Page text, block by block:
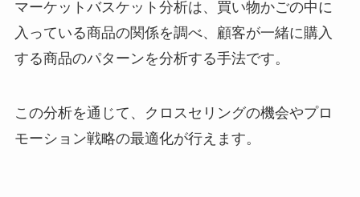
マーケットバスケット分析は、買い物かごの中に
入っている商品の関係を調べ、顧客が一緒に購入
する商品のパターンを分析する手法です。
この分析を通じて、クロスセリングの機会やプロ
モーション戦略の最適化が行えます。